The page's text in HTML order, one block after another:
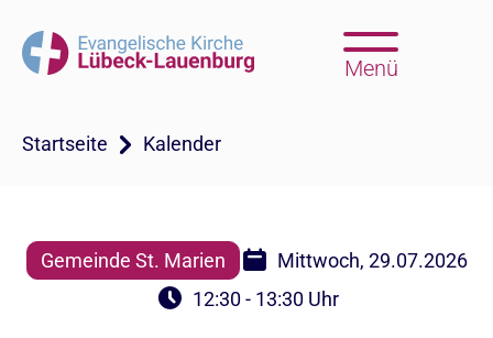
Menü
Startseite Kalender
Gemeinde St. Marien
Mittwoch, 29.07.2026
12:30 - 13:30 Uhr